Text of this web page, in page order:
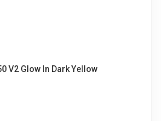
V2 Glow In Dark Yellow